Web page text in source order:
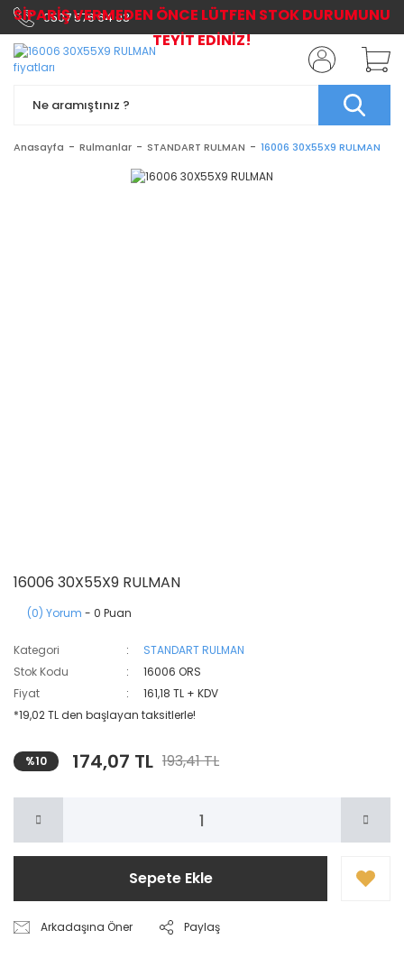
0507 576 64 03
Anasayfa Rulmanlar STANDART RULMAN 16006 30X55X9 RULMAN
16006 30X55X9 RULMAN
(0) Yorum - 0 Puan
Kategori
STANDART RULMAN
Stok Kodu
16006 ORS
Fiyat
161,18 TL + KDV
*19,02 TL den başlayan taksitlerle!
%10 174,07 TL 193,41 TL
Sepete Ekle
Arkadaşına Öner Paylaş
SİPARİŞ VERMEDEN ÖNCE LÜTFEN STOK DURUMUNU
TEYİT EDİNİZ!